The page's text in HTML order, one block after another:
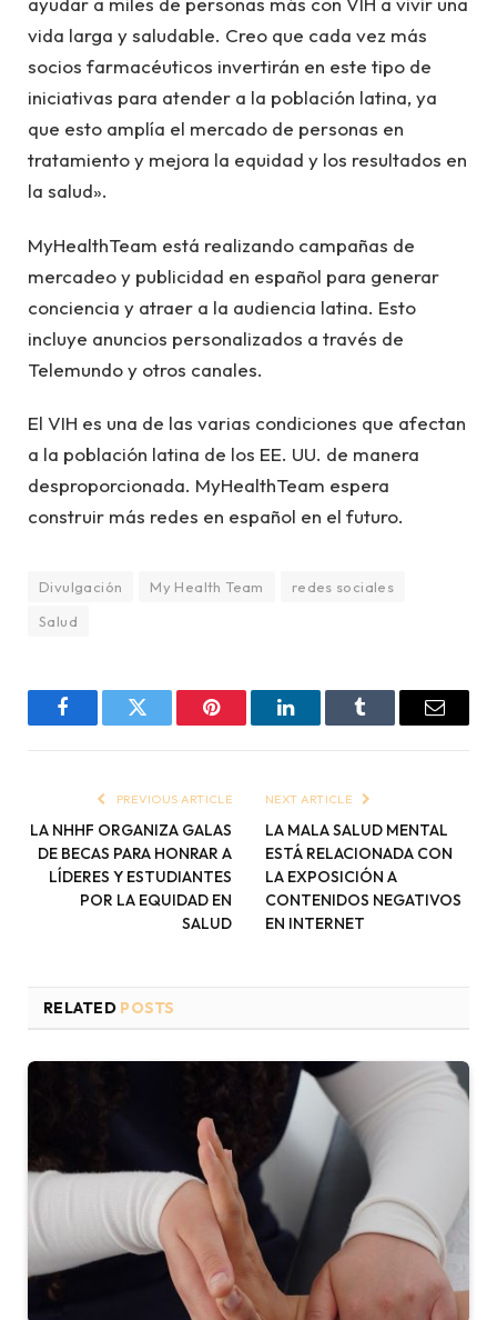
vida larga y saludable. Creo que cada vez más
socios farmacéuticos invertirán en este tipo de
iniciativas para atender a la población latina, ya
que esto amplía el mercado de personas en
tratamiento y mejora la equidad y los resultados en
la salud».
MyHealthTeam está realizando campañas de
mercadeo y publicidad en español para generar
conciencia y atraer a la audiencia latina. Esto
incluye anuncios personalizados a través de
Telemundo y otros canales.
El VIH es una de las varias condiciones que afectan
a la población latina de los EE. UU. de manera
desproporcionada. MyHealthTeam espera
construir más redes en español en el futuro.
Divulgación My Health Team
redes sociales
Salud
FacebookTwitter Pinterest LinkedInTumblr Email
PREVIOUS ARTICLE
LA NHHF ORGANIZA GALAS
DE BECAS PARA HONRAR A
LÍDERES Y ESTUDIANTES
POR LA EQUIDAD EN
SALUD
NEXT ARTICLE
LA MALA SALUD MENTAL
ESTÁ RELACIONADA CON
LA EXPOSICIÓN A
CONTENIDOS NEGATIVOS
EN INTERNET
RELATED POSTS